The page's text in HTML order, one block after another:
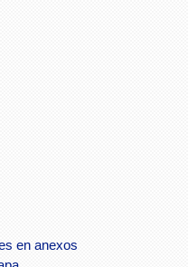
en anexos